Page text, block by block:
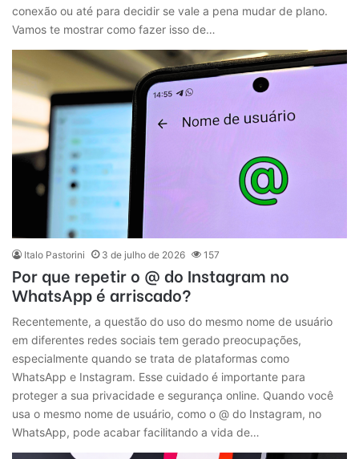
conexão ou até para decidir se vale a pena mudar de plano.
Vamos te mostrar como fazer isso de…
Italo Pastorini 3 de julho de 2026 157
Por que repetir o @ do Instagram no
WhatsApp é arriscado?
Recentemente, a questão do uso do mesmo nome de usuário
em diferentes redes sociais tem gerado preocupações,
especialmente quando se trata de plataformas como
WhatsApp e Instagram. Esse cuidado é importante para
proteger a sua privacidade e segurança online. Quando você
usa o mesmo nome de usuário, como o @ do Instagram, no
WhatsApp, pode acabar facilitando a vida de…